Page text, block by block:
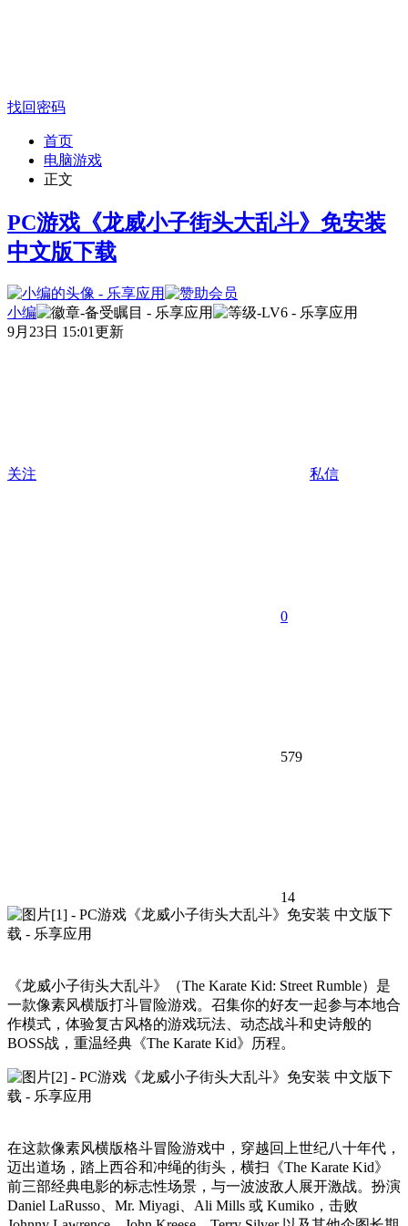
找回密码
首页
电脑游戏
正文
PC游戏《龙威小子街头大乱斗》免安装
中文版下载
小编
9月23日 15:01更新
关注 私信
0
579
14
《龙威小子街头大乱斗》（The Karate Kid: Street Rumble）是
一款像素风横版打斗冒险游戏。召集你的好友一起参与本地合
作模式，体验复古风格的游戏玩法、动态战斗和史诗般的
BOSS战，重温经典《The Karate Kid》历程。
在这款像素风横版格斗冒险游戏中，穿越回上世纪八十年代，
迈出道场，踏上西谷和冲绳的街头，横扫《The Karate Kid》
前三部经典电影的标志性场景，与一波波敌人展开激战。扮演
Daniel LaRusso、Mr. Miyagi、Ali Mills 或 Kumiko，击败